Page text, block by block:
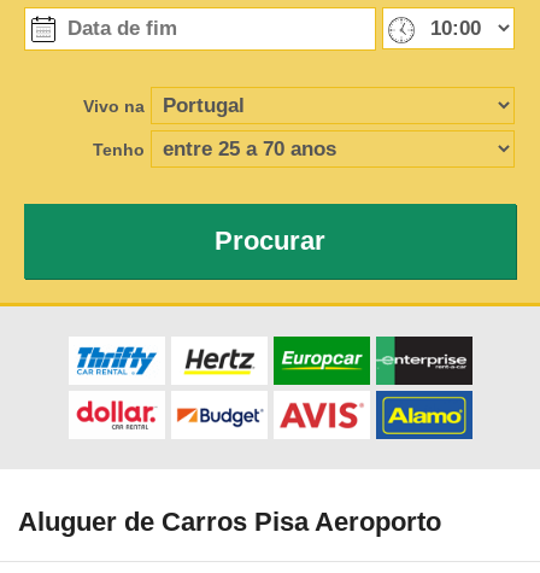
Vivo na
Tenho
Procurar
Aluguer de Carros Pisa Aeroporto